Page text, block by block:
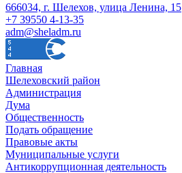
666034, г. Шелехов, улица Ленина, 15
+7 39550 4-13-35
adm@sheladm.ru
Главная
Шелеховский район
Администрация
Дума
Общественность
Подать обращение
Правовые акты
Муниципальные услуги
Антикоррупционная деятельность